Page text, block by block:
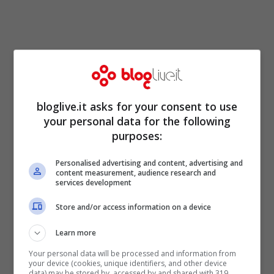
L’ex leader del Pd, dopo lasconfitta
elettoraledi fine febbraio 2013 e,
soprattutto, a seguito del pasticcio per
elezione del Capo dello Stato
l’affossamento di Romano Prodi e di tutti i
candidati proposti dal Partito democratico
– aveva annunciato le sue dimissioni da
segretario del partito. Non aveva mai
amarezza
nei confronti dei suoi
stessi parlamentari, in particolare dai
bloglive.it asks for your consent to use
your personal data for the following
purposes:
Personalised advertising and content, advertising and
content measurement, audience research and
services development
Store and/or access information on a device
Learn more
Your personal data will be processed and information from
your device (cookies, unique identifiers, and other device